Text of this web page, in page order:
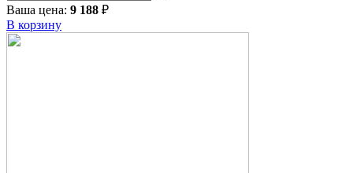
Ваша цена: 9 188 ₽
В корзину